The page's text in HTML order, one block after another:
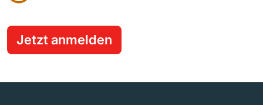
Jetzt anmelden